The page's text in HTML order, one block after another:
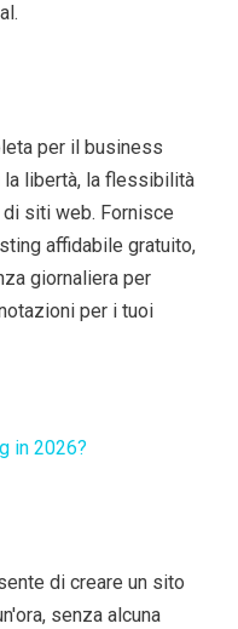
per il business
la libertà, la flessibilità
siti web. Fornisce
affidabile gratuito,
giornaliera per
per i tuoi
in 2026?
di creare un sito
senza alcuna